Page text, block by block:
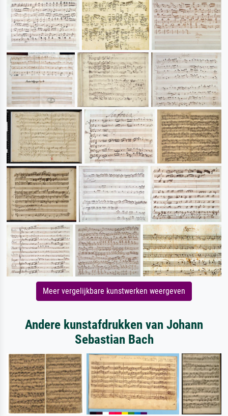
Meer vergelijkbare kunstwerken weergeven
Andere kunstafdrukken van Johann
Sebastian Bach